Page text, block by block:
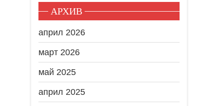
АРХИВ
април 2026
март 2026
май 2025
април 2025